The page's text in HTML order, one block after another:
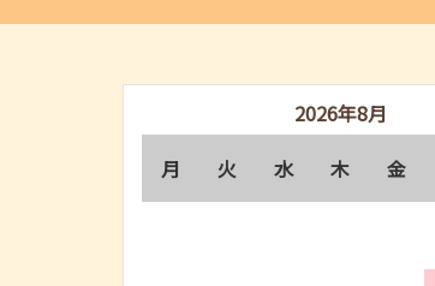
2026年8月
月
火 水 木 金